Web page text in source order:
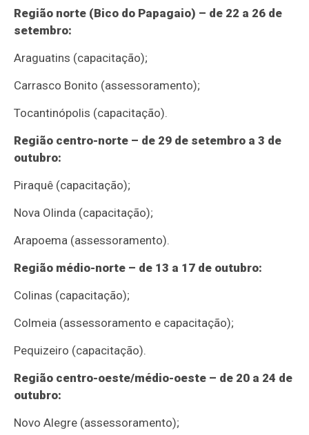
Região norte (Bico do Papagaio) – de 22 a 26 de
setembro:
Araguatins (capacitação);
Carrasco Bonito (assessoramento);
Tocantinópolis (capacitação).
Região centro-norte – de 29 de setembro a 3 de
outubro:
Piraquê (capacitação);
Nova Olinda (capacitação);
Arapoema (assessoramento).
Região médio-norte – de 13 a 17 de outubro:
Colinas (capacitação);
Colmeia (assessoramento e capacitação);
Pequizeiro (capacitação).
Região centro-oeste/médio-oeste – de 20 a 24 de
outubro:
Novo Alegre (assessoramento);